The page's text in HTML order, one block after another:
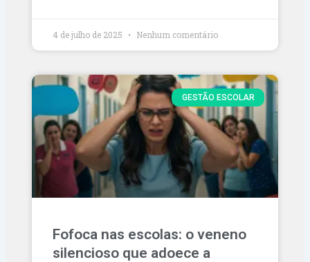
4 de julho de 2025 Nenhum comentário
GESTÃO ESCOLAR
Fofoca nas escolas: o veneno
silencioso que adoece a